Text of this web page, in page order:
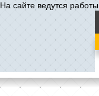
На сайте ведутся работы